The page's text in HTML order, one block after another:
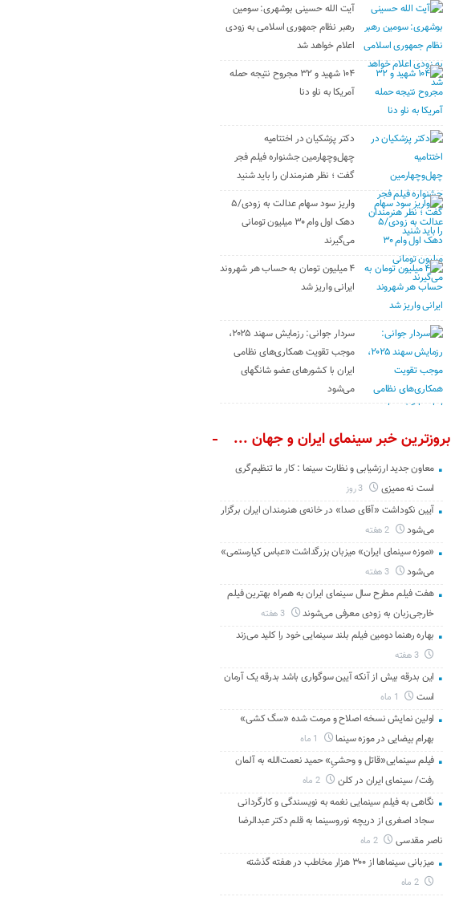
آیت الله حسینی بوشهری: سومین
رهبر نظام جمهوری اسلامی به زودی
اعلام خواهد شد
۱۰۴ شهید و ۳۲ مجروح نتیجه حمله
آمریکا به ناو دنا
دکتر پزشکیان در اختتامیه
چهل‌وچهارمین جشنواره فیلم فجر
گفت ؛ نظر هنرمندان را باید شنید
واریز سود سهام عدالت به زودی/۵
دهک اول وام ۳۰ میلیون تومانی
می‌گیرند
۴ میلیون تومان به حساب هر شهروند
ایرانی واریز شد
سردار جوانی: رزمایش سهند ۲۰۲۵،
موجب تقویت همکاری‌های نظامی
ایران با کشور‌های عضو شانگهای
می‌شود
بروزترین خبر سینمای ایران و جهان ...
معاون جدید ارزشیابی و نظارت سینما : کار ما تنظیم‌گری
است نه ممیزی
آیین نکوداشت «آقای صدا» در خانه‌ی هنرمندان ایران برگزار
می‌شود
2 هفته
«موزه سینمای ایران» میزبان بزرگداشت «عباس کیارستمی»
می‌شود
3 هفته
هفت فیلم مطرح سال سینمای ایران به همراه بهترین فیلم
خارجی‌زبان به زودی معرفی می‌شوند
3 هفته
بهاره رهنما دومین فیلم بلند سینمایی خود را کلید می‌زند
3 هفته
این بدرقه بیش از آنکه آیین سوگواری باشد بدرقه یک آرمان
است
اولین نمایش نسخه اصلاح و مرمت شده «سگ کشی»
بهرام بیضایی در موزه سینما
فیلم سینمایی«قاتل و وحشیِ» حمید نعمت‌الله به آلمان
رفت/ سینمای ایران در کلن
2 ماه
نگاهی به فیلم سینمایی نغمه به نویسندگی و کارگردانی
سجاد اصغری از دریچه نوروسینما به قلم دکتر عبدالرضا
ناصر مقدسی
2 ماه
میزبانی سینماها از ۳۰۰ هزار مخاطب در هفته گذشته
2 ماه